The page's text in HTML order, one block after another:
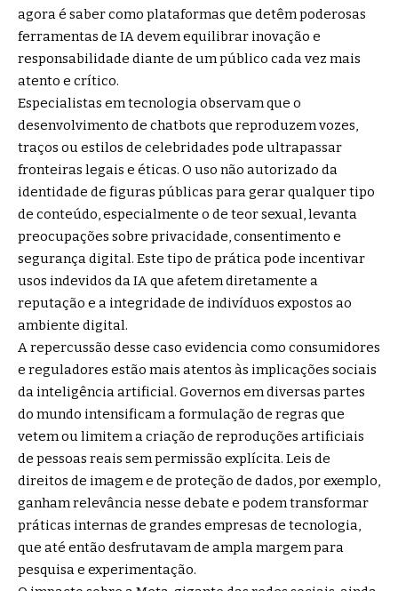
agora é saber como plataformas que detêm poderosas
ferramentas de IA devem equilibrar inovação e
responsabilidade diante de um público cada vez mais
atento e crítico.
Especialistas em tecnologia observam que o
desenvolvimento de chatbots que reproduzem vozes,
traços ou estilos de celebridades pode ultrapassar
fronteiras legais e éticas. O uso não autorizado da
identidade de figuras públicas para gerar qualquer tipo
de conteúdo, especialmente o de teor sexual, levanta
preocupações sobre privacidade, consentimento e
segurança digital. Este tipo de prática pode incentivar
usos indevidos da IA que afetem diretamente a
reputação e a integridade de indivíduos expostos ao
ambiente digital.
A repercussão desse caso evidencia como consumidores
e reguladores estão mais atentos às implicações sociais
da inteligência artificial. Governos em diversas partes
do mundo intensificam a formulação de regras que
vetem ou limitem a criação de reproduções artificiais
de pessoas reais sem permissão explícita. Leis de
direitos de imagem e de proteção de dados, por exemplo,
ganham relevância nesse debate e podem transformar
práticas internas de grandes empresas de tecnologia,
que até então desfrutavam de ampla margem para
pesquisa e experimentação.